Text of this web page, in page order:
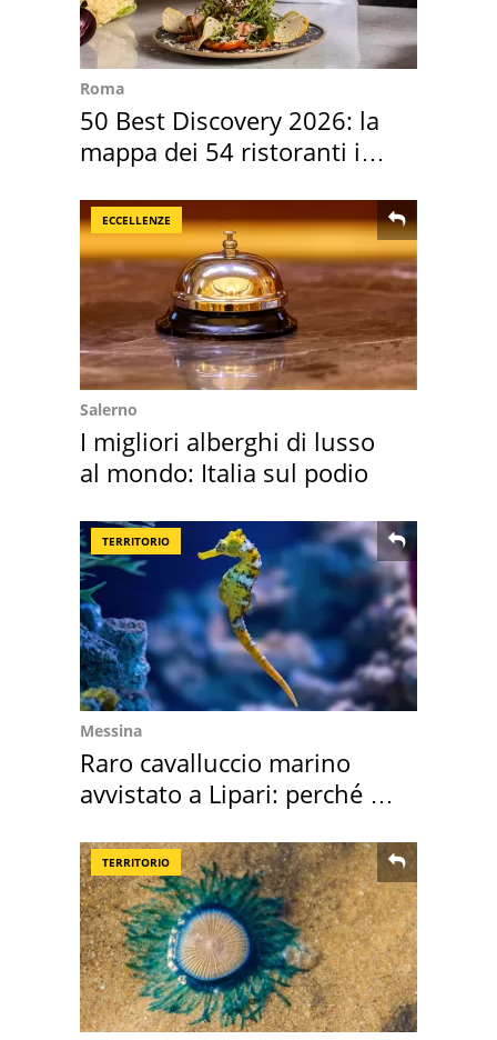
Roma
50 Best Discovery 2026: la
mappa dei 54 ristoranti in
ECCELLENZE
Salerno
I migliori alberghi di lusso
al mondo: Italia sul podio
TERRITORIO
Messina
Raro cavalluccio marino
avvistato a Lipari: perché è
TERRITORIO